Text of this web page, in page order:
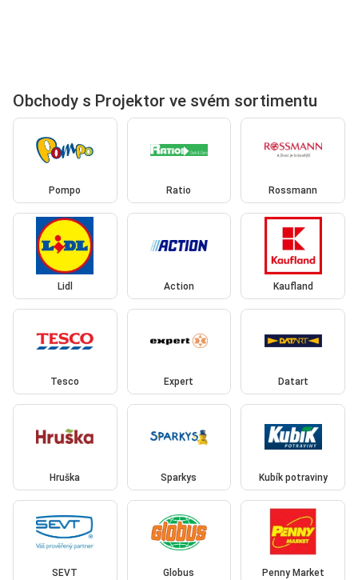
Obchody s Projektor ve svém sortimentu
Pompo Ratio Rossmann
Lidl Action Kaufland
Tesco Expert Datart
Hruška Sparkys Kubík potraviny
SEVT Globus Penny Market